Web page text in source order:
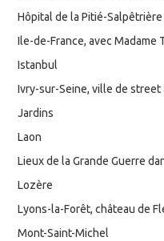
Hôpital de la Pitié-Salpêtrière
Ile-de-France, avec Madame
Istanbul
Ivry-sur-Seine, ville de street
Jardins
Laon
Lieux de la Grande Guerre
Lozère
Lyons-la-Forêt, château de
Mont-Saint-Michel